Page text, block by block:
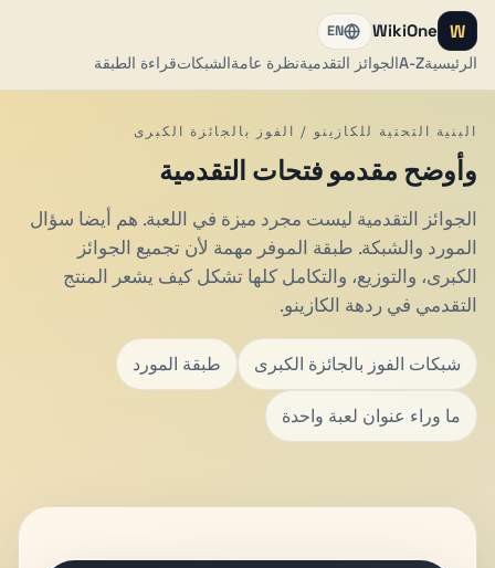
W
WikiOne
الرئيسيةA-Zالجوائز التقدميةنظرة عامةالشبكاتقراءة الطبقة
EN
البنية التحتية للكازينو / الفوز بالجائزة الكبرى
وأوضح مقدمو فتحات التقدمية
الجوائز التقدمية ليست مجرد ميزة في اللعبة. هم أيضا سؤال
المورد والشبكة. طبقة الموفر مهمة لأن تجميع الجوائز
الكبرى، والتوزيع، والتكامل كلها تشكل كيف يشعر المنتج
التقدمي في ردهة الكازينو.
شبكات الفوز بالجائزة الكبرى طبقة المورد
ما وراء عنوان لعبة واحدة